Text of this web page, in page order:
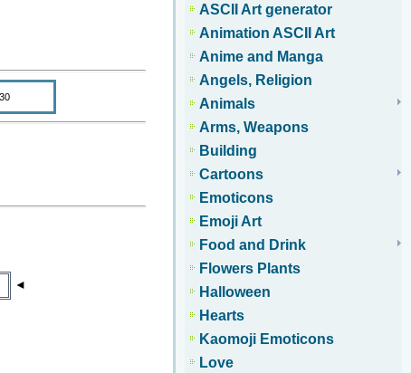
◄
ASCII Art generator
Animation ASCII Art
Anime and Manga
Angels, Religion
Animals
Arms, Weapons
Building
Cartoons
Emoticons
Emoji Art
Food and Drink
Flowers Plants
Halloween
Hearts
Kaomoji Emoticons
Love